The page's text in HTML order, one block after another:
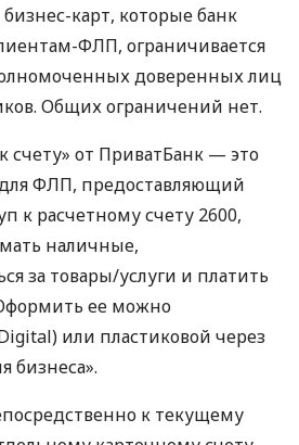
карт, которые банк
ФЛП, ограничивается
доверенных лиц
Общих ограничений нет.
счету» от ПриватБанк — это
ФЛП, предоставляющий
к расчетному счету 2600,
наличные,
за товары/услуги и платить
ее можно
или пластиковой через
бизнеса».
к текущему